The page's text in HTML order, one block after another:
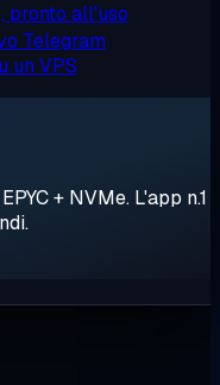
pronto all'uso
Telegram
un VPS
+ NVMe. L'app n.1